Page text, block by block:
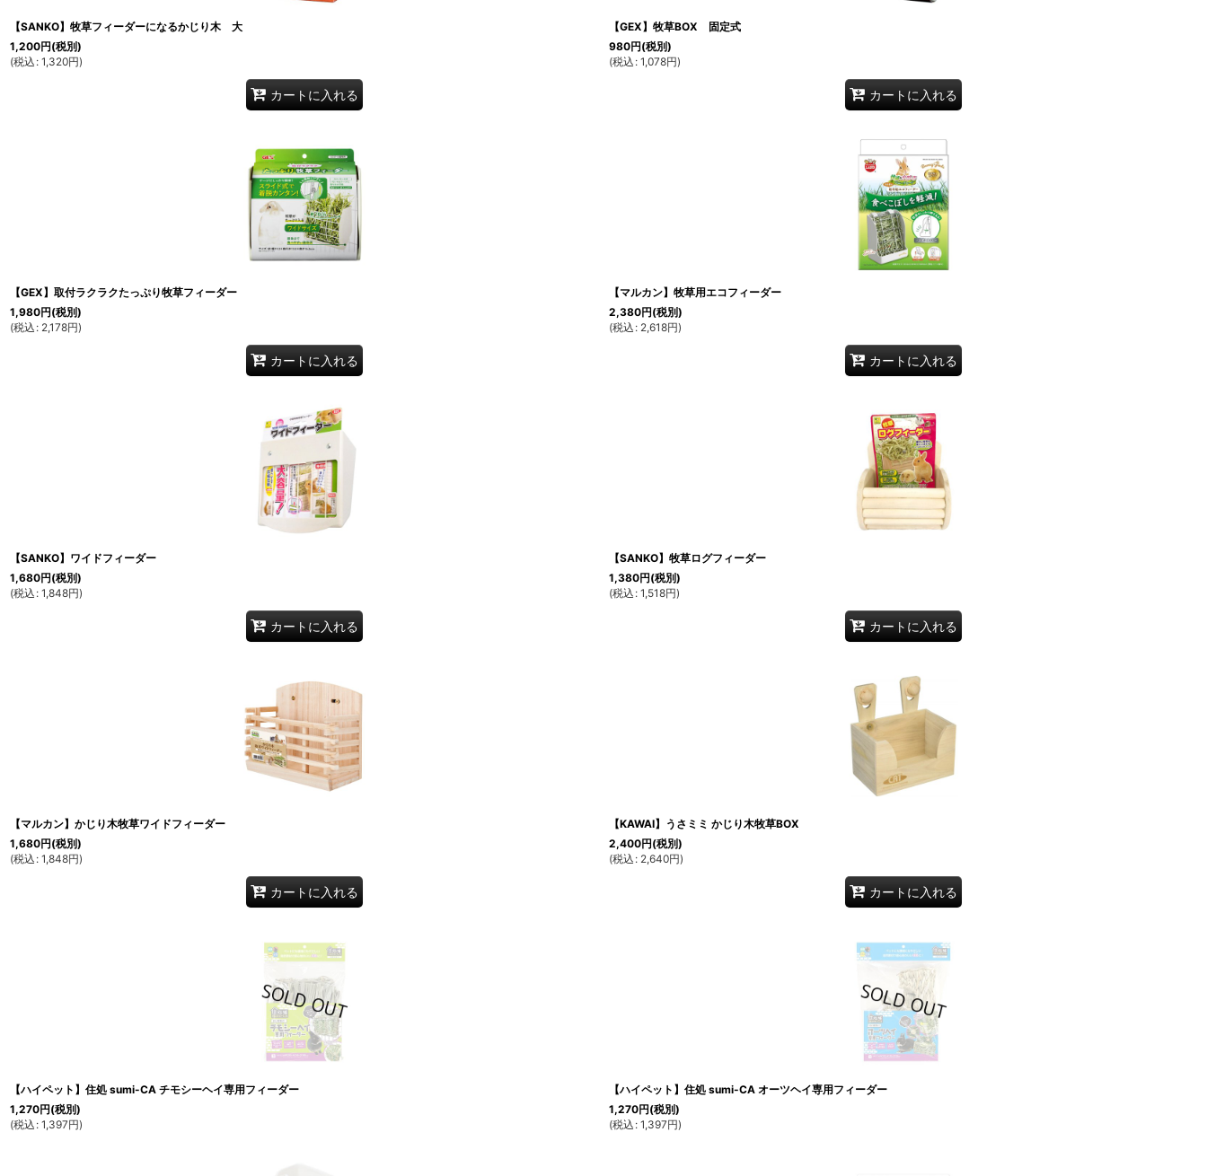
【SANKO】牧草フィーダーになるかじり木 大
1,200円(税別)
(税込 : 1,320円)
カートに入れる
【GEX】牧草BOX 固定式
980円(税別)
(税込 : 1,078円)
カートに入れる
【GEX】取付ラクラクたっぷり牧草フィーダー
1,980円(税別)
(税込 : 2,178円)
カートに入れる
【マルカン】牧草用エコフィーダー
2,380円(税別)
(税込 : 2,618円)
カートに入れる
【SANKO】ワイドフィーダー
1,680円(税別)
(税込 : 1,848円)
カートに入れる
【SANKO】牧草ログフィーダー
1,380円(税別)
(税込 : 1,518円)
カートに入れる
【マルカン】かじり木牧草ワイドフィーダー
1,680円(税別)
(税込 : 1,848円)
カートに入れる
【KAWAI】うさミミ かじり木牧草BOX
2,400円(税別)
(税込 : 2,640円)
カートに入れる
【ハイペット】住処 sumi-CA チモシーヘイ専用フィーダー
1,270円(税別)
(税込 : 1,397円)
【ハイペット】住処 sumi-CA オーツヘイ専用フィーダー
1,270円(税別)
(税込 : 1,397円)